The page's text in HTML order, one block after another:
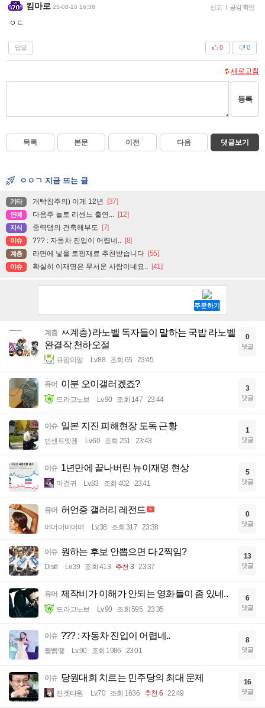
킴마로 25-08-10 16:38 신고 | 공감 확인
ㅇㄷ
답글 0
0
새로고침
등록
목록 본문 이전 다음 댓글보기
ㅇㅇㄱ 지금 뜨는 글
기타 개빡침주의) 이게 12년 [37]
연예 다음주 놀토 리센느 출연... [12]
지식 중력댐의 건축해부도 [7]
이슈 ??? : 자동차 진입이 어렵네.. [8]
계층 라면에 넣을 토핑재료 추천받습니다 [55]
이슈 확실히 이재명은 무서운 사람이네요.. [41]
계층 ㅆ계층) 라노벨 독자들이 말하는 국밥 라노벨
완결작 천하오절
큐땁이알 Lv.88 조회 65 23:45
0
댓글
유머 이분 오이갤러겠죠?
드라고노브 Lv.90 조회 147 23:44
3
댓글
이슈 일본 지진 피해현장 도독 근황
빈센트멧젠 Lv.60 조회 251 23:43
1
댓글
이슈 1년만에 끝나버린 뉴이재명 현상
마검귀 Lv.83 조회 402 23:41
5
댓글
유머 허언증 갤러리 레전드
머머머머머며 Lv.38 조회 317 23:38
0
댓글
이슈 원하는 후보 안뽑으면 다 2찍임?
Disifi Lv.39 조회 413 추천 3 23:37
13
댓글
유머 제작비가 이해가 안되는 영화들이 좀 있네..
드라고노브 Lv.90 조회 595 23:35
6
댓글
이슈 ??? : 자동차 진입이 어렵네..
꿻뻵뗗 Lv.90 조회 1986 23:01
8
댓글
이슈 당원대회 치르는 민주당의 최대 문제
진겟타원 Lv.70 조회 1636 추천 6 22:49
16
댓글